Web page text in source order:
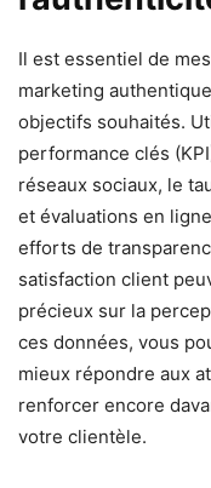
Il est essentiel de
marketing
objectifs souhaités.
performance clés
réseaux sociaux, le
et évaluations en
efforts de
satisfaction client
précieux sur la
ces données, vous
mieux répondre aux
renforcer encore
votre clientèle.